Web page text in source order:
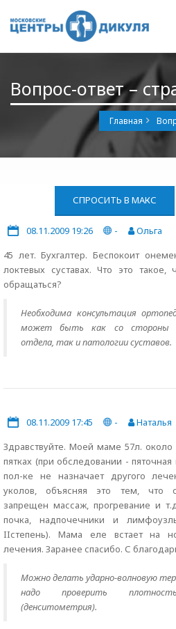
Вопрос-ответ –
Главная
СПРОСИТЬ В МАКС
08.11.2009 19:26 -
Ольга
45 лет. Бухгалтер. Беспокоит
локтевых суставах. Что это
обращаться?
Необходима консультация
может быть как со стороны
отдела, так и патологии суставов.
08.11.2009 17:45 -
Наталья
Здравствуйте. Моей маме 57л.
пятках (при обследовании -
пол-ке не назначает другого
уколов, объясняя это тем, что
запрещен массаж, прогревание и
почка, надпочечники и
IIстепень). Мама еле встает на
лечения. Заранее спасибо. С
Можно делать ударно-волновую
надо проверить
(денситометрия).